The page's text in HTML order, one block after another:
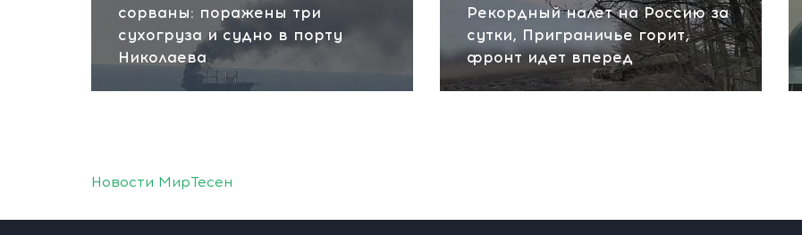
сорваны: поражены три
сухогруза и судно в порту
Николаева
Рекордный налет на Россию за
сутки, Приграничье горит,
фронт идет вперед
Новости МирТесен